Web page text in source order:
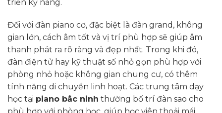
triển kỹ năng.
Đối với đàn piano cơ, đặc biệt là đàn grand, không
gian lớn, cách âm tốt và vị trí phù hợp sẽ giúp âm
thanh phát ra rõ ràng và đẹp nhất. Trong khi đó,
đàn điện tử hay kỹ thuật số nhỏ gọn phù hợp với
phòng nhỏ hoặc không gian chung cư, có thêm
tính năng di chuyển linh hoạt. Các trung tâm dạy
học tại piano bắc ninh thường bố trí đàn sao cho